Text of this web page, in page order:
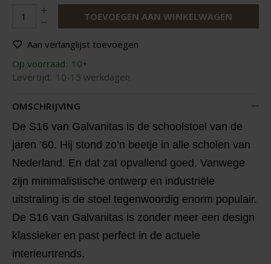
TOEVOEGEN AAN WINKELWAGEN
Aan verlanglijst toevoegen
Op voorraad: 10+
Levertijd: 10-15 werkdagen
OMSCHRIJVING
De S16 van Galvanitas is de schoolstoel van de
jaren ’60. Hij stond zo’n beetje in alle scholen van
Nederland. En dat zat opvallend goed. Vanwege
zijn minimalistische ontwerp en industriële
uitstraling is de stoel tegenwoordig enorm populair.
De S16 van Galvanitas is zonder meer een design
klassieker en past perfect in de actuele
interieurtrends.